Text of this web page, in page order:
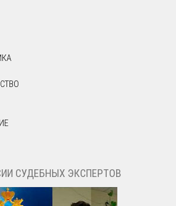
СУДЕБНЫХ ЭКСПЕРТОВ